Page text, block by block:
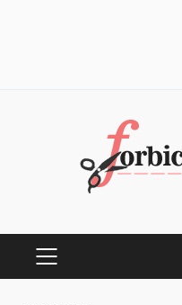
PRIMARY